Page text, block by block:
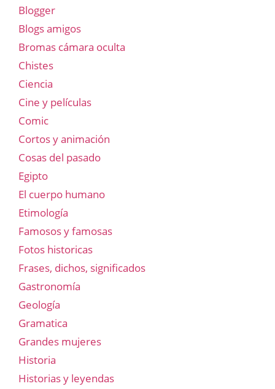
Blogger
Blogs amigos
Bromas cámara oculta
Chistes
Ciencia
Cine y películas
Comic
Cortos y animación
Cosas del pasado
Egipto
El cuerpo humano
Etimología
Famosos y famosas
Fotos historicas
Frases, dichos, significados
Gastronomía
Geología
Gramatica
Grandes mujeres
Historia
Historias y leyendas